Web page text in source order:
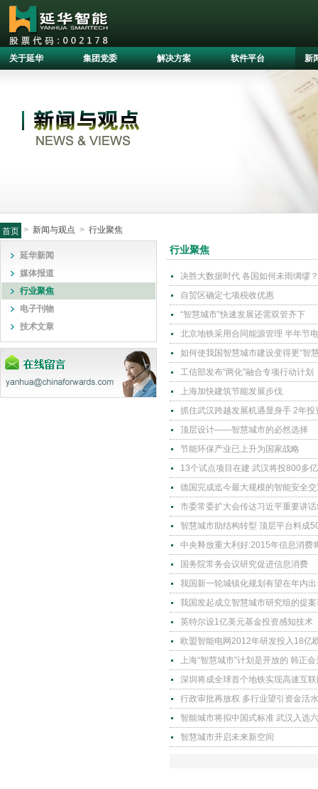
关于延华 集团党委 解决方案 软件平台 新
首页 > 新闻与观点 > 行业聚焦
延华新闻
媒体报道
行业聚焦
电子刊物
技术文章
行业聚焦
决胜大数据时代 各国如何未雨绸缪？
自贸区确定七项税收优惠
“智慧城市”快速发展还需双管齐下
北京地铁采用合同能源管理 半年节
如何使我国智慧城市建设变得更“智
工信部发布“两化”融合专项行动计划
上海加快建筑节能发展步伐
抓住武汉跨越发展机遇显身手 2年
顶层设计——智慧城市的必然选择
节能环保产业已上升为国家战略
13个试点项目在建 武汉将投800多
德国完成迄今最大规模的智能安全
市委常委扩大会传达习近平重要讲
智慧城市助结构转型 顶层平台料成
中央释放重大利好:2015年信息消费
国务院常务会议研究促进信息消费
我国新一轮城镇化规划有望在年内
我国发起成立智慧城市研究组的提
英特尔设1亿美元基金投资感知技术
欧盟智能电网2012年研发投入18亿
上海“智慧城市”计划是开放的 韩正
深圳将成全球首个地铁实现高速互
行政审批再放权 多行业望引资金活水
智能城市将拟中国式标准 武汉入选
智慧城市开启未来新空间